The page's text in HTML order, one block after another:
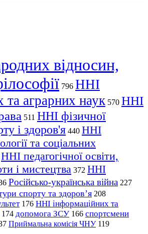
відносин,
796 ННІ
та аграрних наук 570 ННІ
511 ННІ фізичної
і здоров'я 440 ННІ
та соціальних
ННІ педагогічної освіти,
і мистецтва 372 ННІ
Російсько-українська війна 227
спорту та здоров’я 208
176 ННІ інформаційних та
174 допомога ЗСУ 166 спортсмени
Приймальна комісія ЧНУ 119